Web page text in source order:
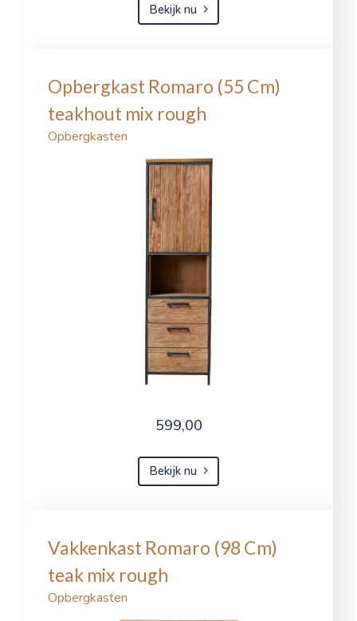
Bekijk nu
Opbergkast Romaro (55 Cm)
teakhout mix rough
Opbergkasten
599,00
Bekijk nu
Vakkenkast Romaro (98 Cm)
teak mix rough
Opbergkasten